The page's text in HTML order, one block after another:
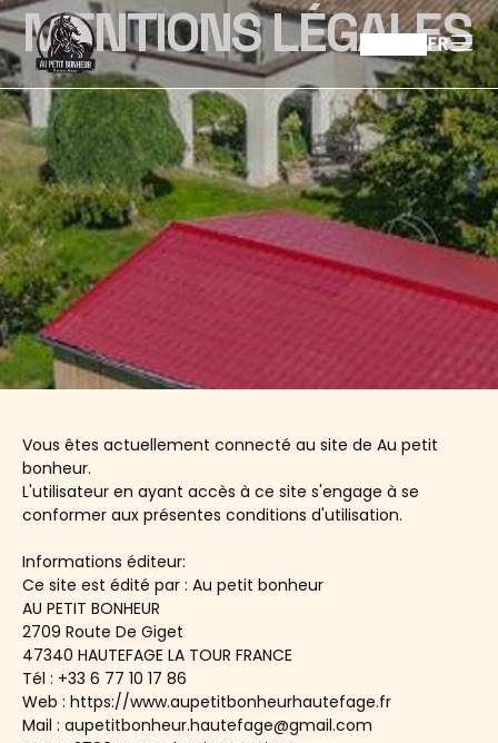
FR
MENTIONS LÉGALES
Vous êtes actuellement connecté au site de Au petit
bonheur.
L'utilisateur en ayant accès à ce site s'engage à se
conformer aux présentes conditions d'utilisation.
Informations éditeur:
Ce site est édité par : Au petit bonheur
AU PETIT BONHEUR
2709 Route De Giget
47340 HAUTEFAGE LA TOUR FRANCE
Tél : +33 6 77 10 17 86
Web : https://www.aupetitbonheurhautefage.fr
Mail : aupetitbonheur.hautefage@gmail.com